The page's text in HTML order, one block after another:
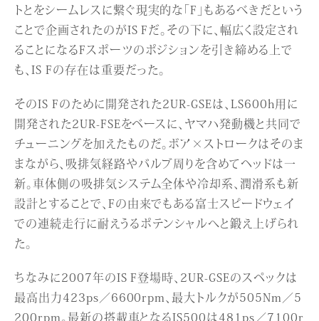
トとをシームレスに繋ぐ現実的な「F」もあるべきだという
ことで企画されたのがIS Fだ。その下に、幅広く設定され
ることになるFスポーツのポジションを引き締める上で
も、IS Fの存在は重要だった。
そのIS Fのために開発された2UR-GSEは、LS600h用に
開発された2UR-FSEをベースに、ヤマハ発動機と共同で
チューニングを加えたものだ。ボア×ストロークはそのま
まながら、吸排気経路やバルブ周りを含めてヘッドは一
新。車体側の吸排気システム全体や冷却系、潤滑系も新
設計とすることで、Fの由来でもある富士スピードウェイ
での連続走行に耐えうるポテンシャルへと鍛え上げられ
た。
ちなみに2007年のIS F登場時、2UR-GSEのスペックは
最高出力423ps／6600rpm、最大トルクが505Nm／5
200rpm。最新の搭載車となるIS500は481ps／7100r